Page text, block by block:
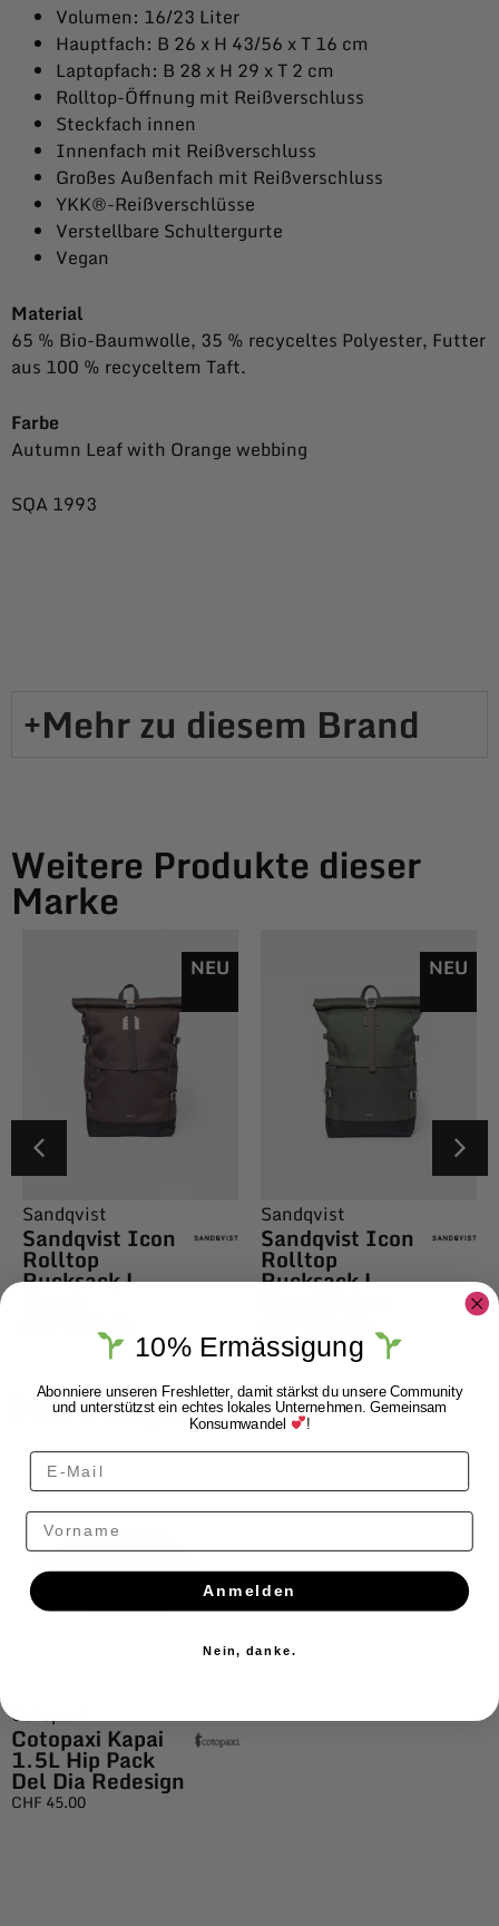
Volumen: 16/23 Liter
Hauptfach: B 26 x H 43/56 x T 16 cm
Laptopfach: B 28 x H 29 x T 2 cm
Rolltop-Öffnung mit Reißverschluss
Steckfach innen
Innenfach mit Reißverschluss
Großes Außenfach mit Reißverschluss
YKK®-Reißverschlüsse
Verstellbare Schultergurte
Vegan
Material
65 % Bio-Baumwolle, 35 % recyceltes Polyester, Futter
aus 100 % recyceltem Taft.
Farbe
Autumn Leaf with Orange webbing
SQA 1993
Mehr zu diesem Brand​
Weitere Produkte dieser
Marke
NEU
Sandqvist
Sandqvist Icon
Rolltop
Rucksack L
179.00
NEU
Sandqvist
Sandqvist Icon
Rolltop
Rucksack L
More Styles
Cotopaxi
Cotopaxi Kapai
1.5L Hip Pack
Del Dia Redesign
CHF 45.00
10% Ermässigung
Abonniere unseren Freshletter, damit stärkst du unsere Community
und unterstützst ein echtes lokales Unternehmen. Gemeinsam
Konsumwandel !
Vorname
Anmelden
Nein, danke.